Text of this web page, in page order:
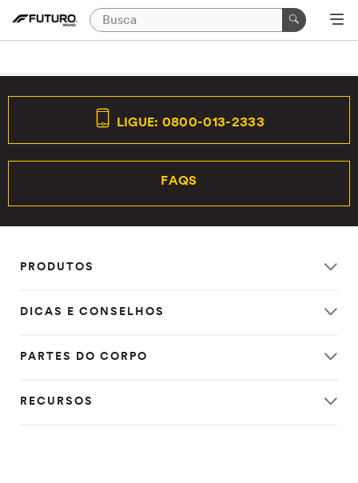
LIGUE: 0800-013-2333
FAQS
PRODUTOS
DICAS E CONSELHOS
PARTES DO CORPO
RECURSOS